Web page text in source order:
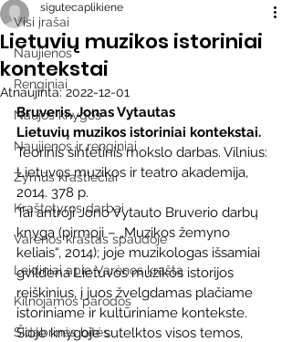
Visi įrašai
Naujienos
Renginiai
Naujos knygos
Naujienos ir renginiai
Žymūs kraštiečiai
Kraštotyros darbai
Varėnos kraštas spaudoje
Leidiniai apie Varėnos kraštą
Kilnojamos parodos
Sidabrinės bitės
Lietuvių muzikos istoriniai
kontekstai
sigutecaplikiene
Atnaujinta:2022-12-01
Bruveris, Jonas Vytautas
Lietuvių muzikos istoriniai kontekstai.
Teorinis sintetinis mokslo darbas. Vilnius:
Lietuvos muzikos ir teatro akademija,
2014. 378 p.
Tai antroji Jono Vytauto Bruverio darbų
knyga (pirmoji – „Muzikos žemyno
keliais“, 2014); joje muzikologas išsamiai
gvildena Lietuvos muzikos istorijos
reiškinius, į juos žvelgdamas plačiame
istoriniame ir kultūriniame kontekste.
Šioje knygoje sutelktos visos temos,